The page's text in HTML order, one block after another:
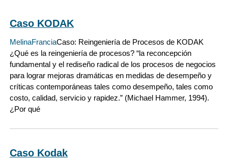
Caso KODAK
MelinaFranciaCaso: Reingeniería de Procesos de KODAK
¿Qué es la reingeniería de procesos? “la reconcepción
fundamental y el rediseño radical de los procesos de negocios
para lograr mejoras dramáticas en medidas de desempeño y
críticas contemporáneas tales como desempeño, tales como
costo, calidad, servicio y rapidez.” (Michael Hammer, 1994).
¿Por qué
Caso Kodak